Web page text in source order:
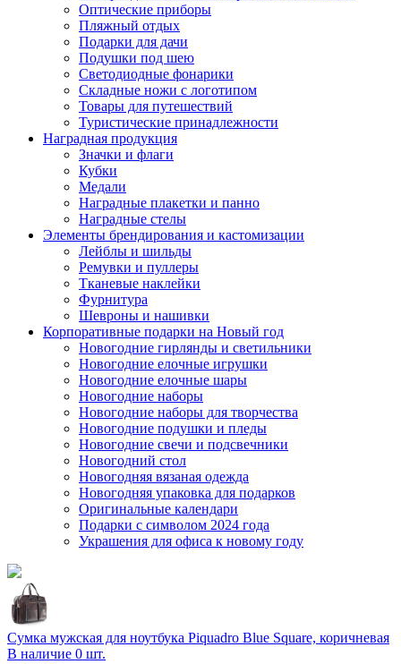
Оптические приборы
Пляжный отдых
Подарки для дачи
Подушки под шею
Светодиодные фонарики
Складные ножи с логотипом
Товары для путешествий
Туристические принадлежности
Наградная продукция
Значки и флаги
Кубки
Медали
Наградные плакетки и панно
Наградные стелы
Элементы брендирования и кастомизации
Лейблы и шильды
Ремувки и пуллеры
Тканевые наклейки
Фурнитура
Шевроны и нашивки
Корпоративные подарки на Новый год
Новогодние гирлянды и светильники
Новогодние елочные игрушки
Новогодние елочные шары
Новогодние наборы
Новогодние наборы для творчества
Новогодние подушки и пледы
Новогодние свечи и подсвечники
Новогодний стол
Новогодняя вязаная одежда
Новогодняя упаковка для подарков
Оригинальные календари
Подарки с символом 2024 года
Украшения для офиса к новому году
Сумка мужская для ноутбука Piquadro Blue Square, коричневая
В наличие 0 шт.